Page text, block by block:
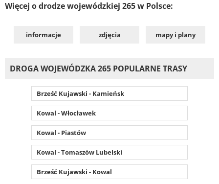
Więcej o drodze wojewódzkiej 265 w Polsce:
informacje zdjęcia mapy i plany
DROGA WOJEWÓDZKA 265 POPULARNE TRASY
Brześć Kujawski - Kamieńsk
Kowal - Włocławek
Kowal - Piastów
Kowal - Tomaszów Lubelski
Brześć Kujawski - Kowal